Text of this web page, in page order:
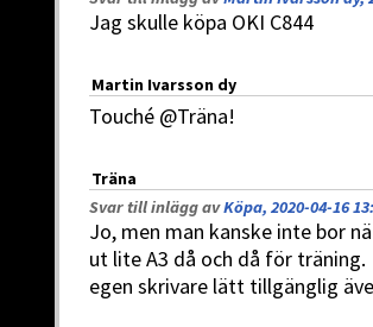
Jag skulle köpa OKI C844
Martin Ivarsson dy
Touché @Träna!
Träna
Svar till inlägg avKöpa, 2020-04-16
Jo, men man kanske inte bor
ut lite A3 då och då för
egen skrivare lätt tillgänglig